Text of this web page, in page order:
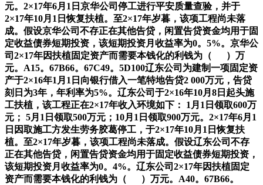
元。2×17年6月1日京华公司停工进行平安质量查验，并于
2×17年10月1日恢复扶植。至2×17年岁暮，该项工程尚未落
成。假设京华公司不存正在其他告贷，闲置告贷资金均用于固
定收益债券短期投资，该短期投资月收益率为0。5%。京华公
司2×17年因扶植固定资产而需要本钱化的利钱为（ ）万
元。A15。67B66。67C49。5D100辽东公司为建制一项固定资
产于2×16年1月1日向银行借入一笔特地告贷2 000万元，告贷
刻日为3年，年利率为5%。辽东公司于2×16年10月8日起头施
工扶植，该工程正在2×17年收入环境如下： 1月1日领取600万
元； 5月1日领取500万元；10月1日领取900万元。2×17年6月1
日因取施工方发生劳务胶葛停工，于2×17年10月1日恢复扶
植。至2×17年岁暮，该项工程尚未落成。假设辽东公司不存
正在其他告贷，闲置告贷资金均用于固定收益债券短期投资，
该短期投资月收益率为0。4%。辽东公司2×17年因扶植固定
资产而需要本钱化的利钱为（ ）万元。A40。67B66。